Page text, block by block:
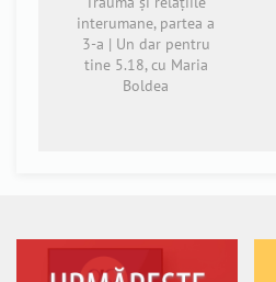
interumane, partea a
3-a | Un dar pentru
tine 5.18, cu Maria
Boldea